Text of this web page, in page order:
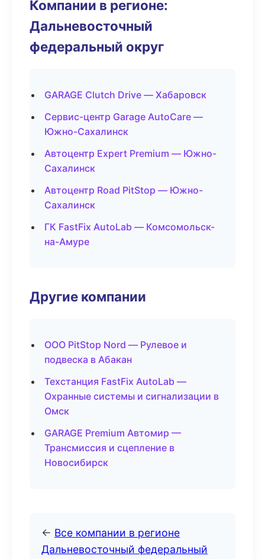
Компании в регионе:
Дальневосточный
федеральный округ
GARAGE Clutch Drive — Хабаровск
Сервис-центр Garage AutoCare —
Южно-Сахалинск
Автоцентр Expert Premium — Южно-
Сахалинск
Автоцентр Road PitStop — Южно-
Сахалинск
ГК FastFix AutoLab — Комсомольск-
на-Амуре
Другие компании
ООО PitStop Nord — Рулевое и
подвеска в Абакан
Техстанция FastFix AutoLab —
Охранные системы и сигнализации в
Омск
GARAGE Premium Автомир —
Трансмиссия и сцепление в
Новосибирск
← Все компании в регионе
Дальневосточный федеральный